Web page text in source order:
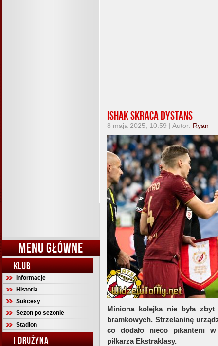
MENU GŁÓWNE
KLUB
Informacje
Historia
Sukcesy
Sezon po sezonie
Stadion
I DRUŻYNA
Ishak skraca dystans
8 maja 2025, 10:59 | Autor: Ryan
Miniona kolejka nie była
bramkowych. Strzelaninę
co dodało nieco pikanterii
piłkarza Ekstraklasy.